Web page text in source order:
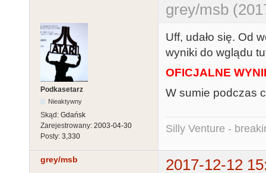
grey/msb
Podkasetarz
Nieaktywny
Skąd: Gdańsk
Zarejestrowany: 2003-04-30
Posty: 3,330
Uff, udało się. Od
wyniki do wglądu
OFICJALNE
W sumie podczas
Silly Venture -
grey/msb 2017-12-12